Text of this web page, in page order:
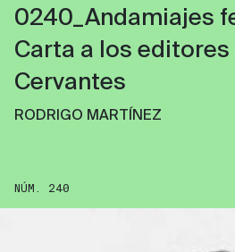
0240_Andamiajes
Carta a los editores
Cervantes
RODRIGO MARTÍNEZ
NÚM. 240